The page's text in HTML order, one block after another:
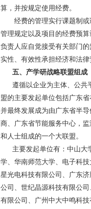
算，并按规定使用经费。
经费的管理实行课题制或
管理规定以及项目的经费预
负责人应自觉接受有关部门
实性、有效性承担经济和法
五、产学研战略联盟组成
遵循以企业为主体、公共
盟的主要发起单位包括广东
并最终发展成为由广东省半
商、广东省节能服务中心，
和人士组成的一个大联盟。
主要发起单位有：中山大
学、华南师范大学、电子科
星光电科技有限公司、广东
公司、世纪晶源科技有限公
有限公司、广州中大中鸣科